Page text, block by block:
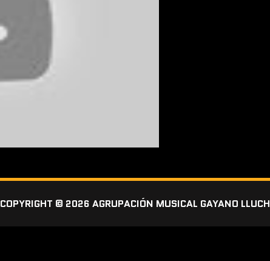
COPYRIGHT © 2026 AGRUPACIÓN MUSICAL GAYANO LLUCH